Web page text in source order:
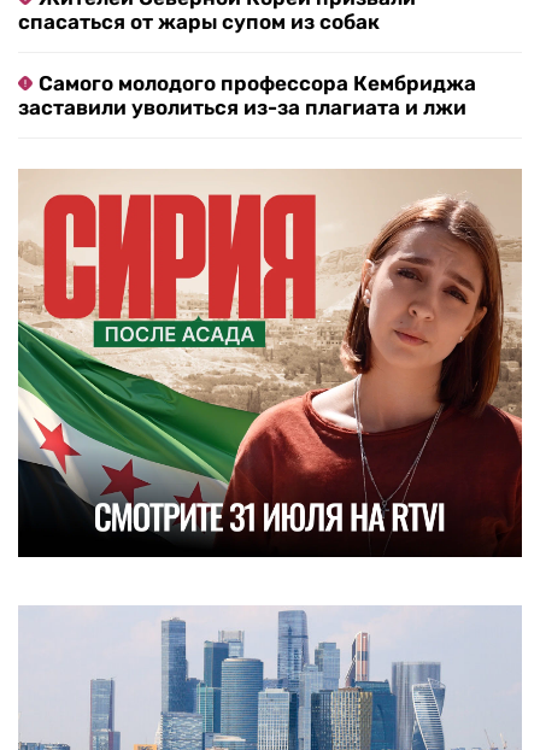
спасаться от жары супом из собак
Самого молодого профессора Кембриджа
заставили уволиться из-за плагиата и лжи